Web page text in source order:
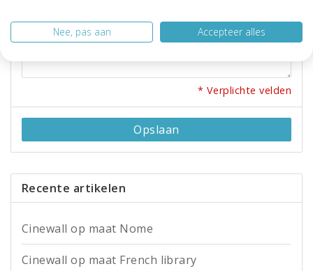
Opmerking:*
* Verplichte velden
Opslaan
Recente artikelen
Cinewall op maat Nome
Cinewall op maat French library
Nee, pas aan Accepteer alles